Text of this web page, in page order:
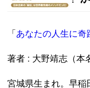
「 あなたの人生に奇
著者 : 大野靖志（本
宮城県生まれ。早稲